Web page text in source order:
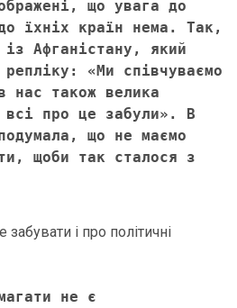
що увага до
їхніх країн нема. Так,
із Афганістану, який
репліку: «Ми співчуваємо
нас також велика
всі про це забули». В
що не маємо
щоби так сталося з
і про політичні
не є